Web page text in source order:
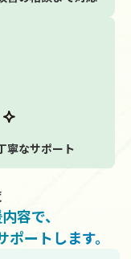
寧なサポート
容で、
ポートします。